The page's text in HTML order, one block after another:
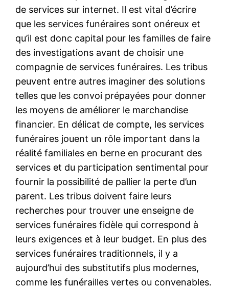
de services sur internet. Il est vital d’écrire
que les services funéraires sont onéreux et
qu’il est donc capital pour les familles de faire
des investigations avant de choisir une
compagnie de services funéraires. Les tribus
peuvent entre autres imaginer des solutions
telles que les convoi prépayées pour donner
les moyens de améliorer le marchandise
financier. En délicat de compte, les services
funéraires jouent un rôle important dans la
réalité familiales en berne en procurant des
services et du participation sentimental pour
fournir la possibilité de pallier la perte d’un
parent. Les tribus doivent faire leurs
recherches pour trouver une enseigne de
services funéraires fidèle qui correspond à
leurs exigences et à leur budget. En plus des
services funéraires traditionnels, il y a
aujourd’hui des substitutifs plus modernes,
comme les funérailles vertes ou convenables.